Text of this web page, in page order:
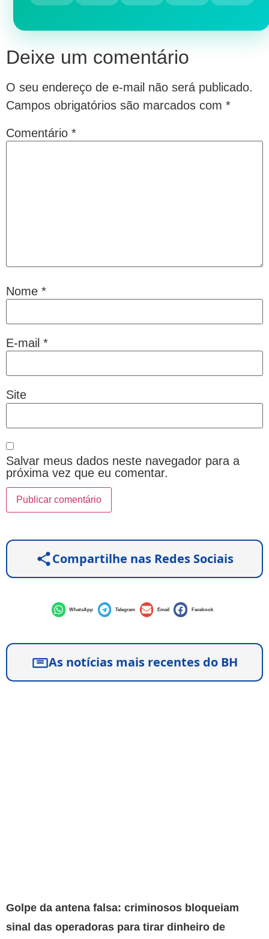
Deixe um comentário
O seu endereço de e-mail não será publicado.
Campos obrigatórios são marcados com *
Comentário *
Nome *
E-mail *
Site
Salvar meus dados neste navegador para a
próxima vez que eu comentar.
Compartilhe nas Redes Sociais
WhatsApp Telegram Email Facebook
As notícias mais recentes do BH
Golpe da antena falsa: criminosos bloqueiam
sinal das operadoras para tirar dinheiro de